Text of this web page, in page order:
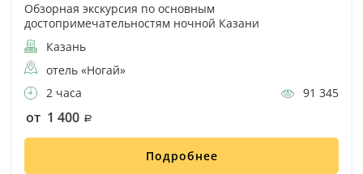
Обзорная экскурсия по основным
достопримечательностям ночной Казани
Казань
отель «Ногай»
2 часа
91 345
от 1 400
Подробнее